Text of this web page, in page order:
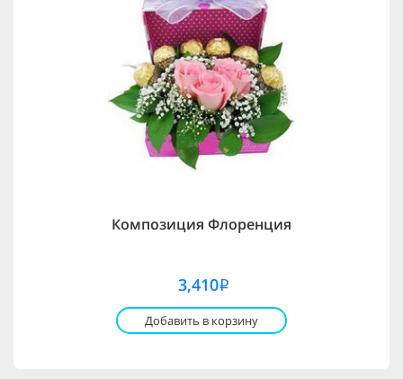
Композиция Флоренция
3,410i
Добавить в корзину